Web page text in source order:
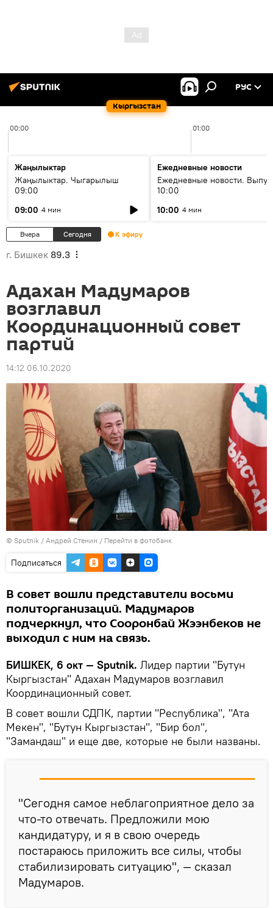
Кыргызстан
РУС
00:00 01:00
Жаңылыктар
Жаңылыктар. Чыгарылыш
09:00
09:00 4 мин
Ежедневные новости
Ежедневные новости.
10:00
10:00 4 мин
Вчера Сегодня К эфиру
г. Бишкек 89.3
Адахан Мадумаров
возглавил
Координационный совет
партий
14:12 06.10.2020
© Sputnik / Андрей Стенин / Перейти в фотобанк
Подписаться
В совет вошли представители восьми
политорганизаций. Мадумаров
подчеркнул, что Сооронбай Жээнбеков не
выходил с ним на связь.
БИШКЕК, 6 окт — Sputnik. Лидер партии "Бутун
Кыргызстан" Адахан Мадумаров возглавил
Координационный совет.
В совет вошли СДПК, партии "Республика", "Ата
Мекен", "Бутун Кыргызстан", "Бир бол",
"Замандаш" и еще две, которые не были названы.
"Сегодня самое неблагоприятное дело за
что-то отвечать. Предложили мою
кандидатуру, и я в свою очередь
постараюсь приложить все силы, чтобы
стабилизировать ситуацию", — сказал
Мадумаров.